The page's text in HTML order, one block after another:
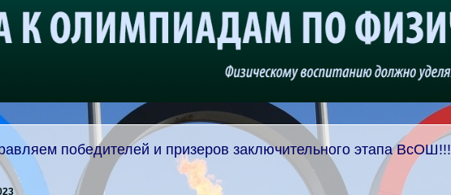
победителей и призеров заключительного этапа ВсОШ!!!